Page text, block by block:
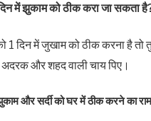
में झुकाम को ठीक करा जा सकता
दिन में जुखाम को ठीक करना है तो
और शहद वाली चाय पिए।
और सर्दी को घर में ठीक करने का